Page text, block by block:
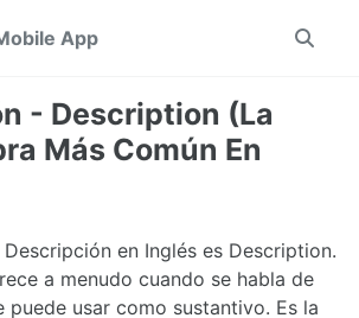
App
Toggle
- Description (La
Más Común En
en Inglés es Description.
a menudo cuando se habla de
puede usar como sustantivo. Es la